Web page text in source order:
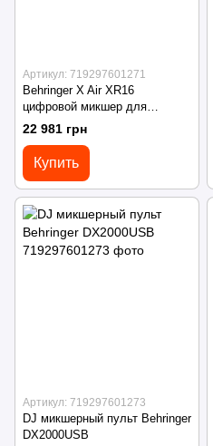
Артикул: 719297601271
Behringer X Air XR16
цифровой микшер для
планшетов
22 981 грн
Купить
Артикул: 719297601273
DJ микшерный пульт Behringer
DX2000USB